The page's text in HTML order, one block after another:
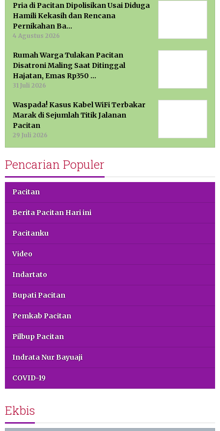
Pria di Pacitan Dipolisikan Usai Diduga
Hamili Kekasih dan Rencana
Pernikahan Ba…
4 Agustus 2026
Rumah Warga Tulakan Pacitan
Disatroni Maling Saat Ditinggal
Hajatan, Emas Rp350 …
31 Juli 2026
Waspada! Kasus Kabel WiFi Terbakar
Marak di Sejumlah Titik Jalanan
Pacitan
29 Juli 2026
Pencarian Populer
Pacitan
Berita Pacitan Hari ini
Pacitanku
Video
Indartato
Bupati Pacitan
Pemkab Pacitan
Pilbup Pacitan
Indrata Nur Bayuaji
COVID-19
Ekbis